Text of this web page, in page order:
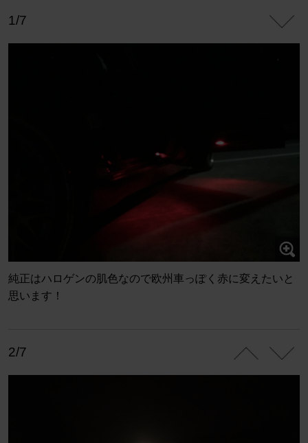
1/7
純正はハロゲンの肌色なので欧州車っぽく赤に変えたいと
思います！
2/7